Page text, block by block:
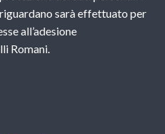
sarà effettuato per
all’adesione
Romani.